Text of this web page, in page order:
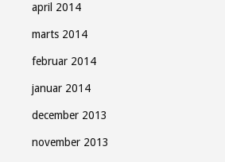
april 2014
marts 2014
februar 2014
januar 2014
december 2013
november 2013